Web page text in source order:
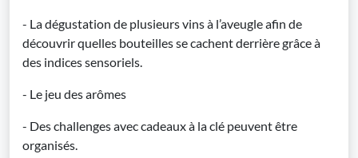
- La dégustation de plusieurs vins à l’aveugle afin de
découvrir quelles bouteilles se cachent derrière grâce à
des indices sensoriels.
- Le jeu des arômes
- Des challenges avec cadeaux à la clé peuvent être
organisés.